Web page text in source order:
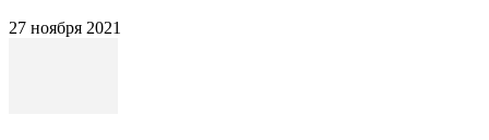
27 ноября 2021